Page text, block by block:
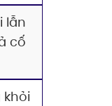
lẫn
cố
khỏi